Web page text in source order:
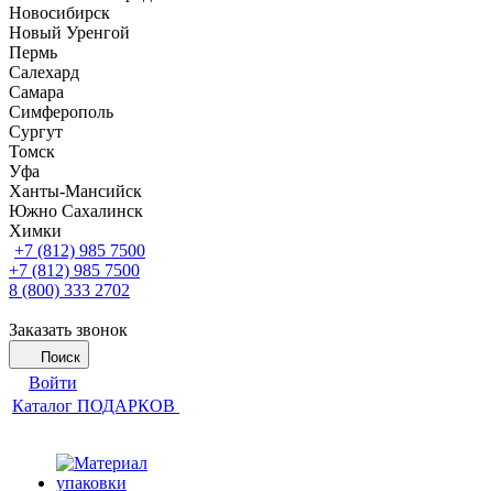
Новосибирск
Новый Уренгой
Пермь
Салехард
Самара
Симферополь
Сургут
Томск
Уфа
Ханты-Мансийск
Южно Сахалинск
Химки
+7 (812) 985 7500
+7 (812) 985 7500
8 (800) 333 2702
Заказать звонок
Поиск
Войти
Каталог ПОДАРКОВ